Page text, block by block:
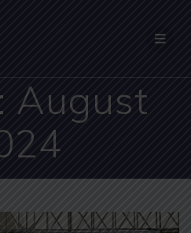
August